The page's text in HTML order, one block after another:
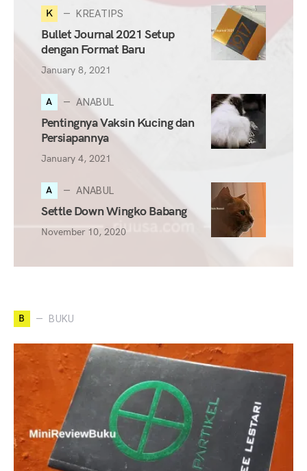
K KREATIPS
Bullet Journal 2021 Setup
dengan Format Baru
January 8, 2021
A ANABUL
Pentingnya Vaksin Kucing dan
Persiapannya
January 4, 2021
A ANABUL
Settle Down Wingko Babang
November 10, 2020
B BUKU